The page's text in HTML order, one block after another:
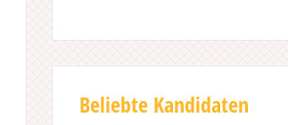
Beliebte Kandidaten